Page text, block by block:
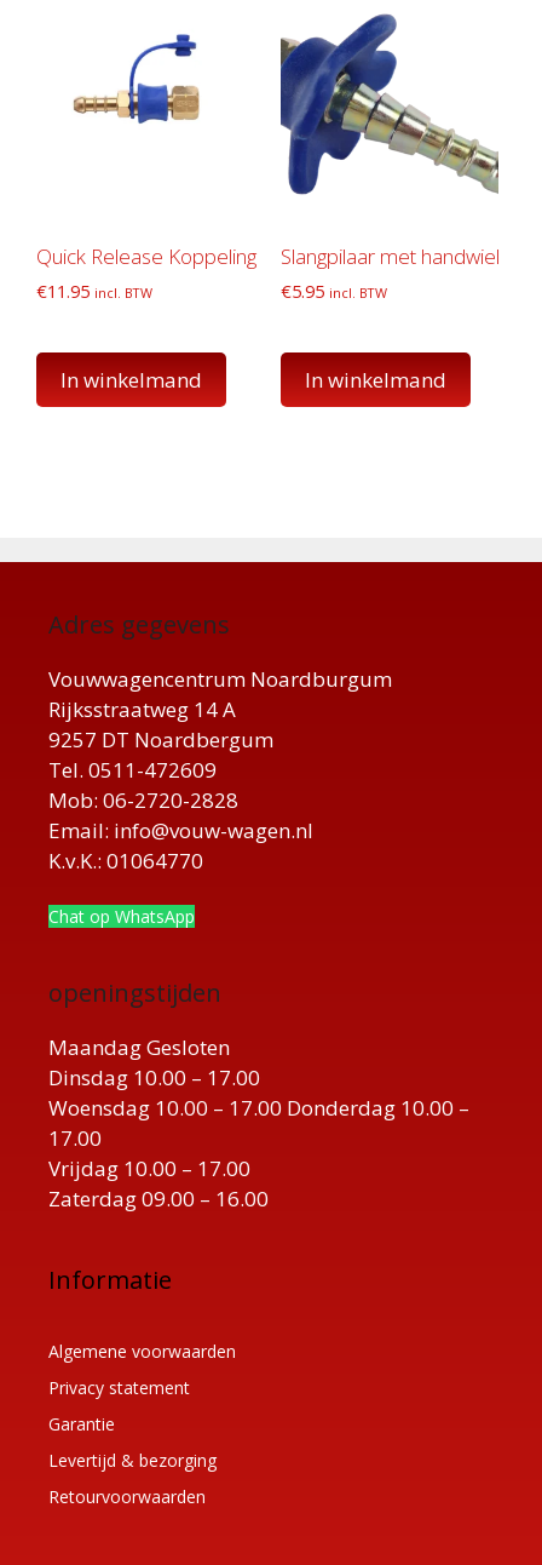
Quick Release Koppeling
€11.95 incl. BTW
In winkelmand
Slangpilaar met handwiel
€5.95 incl. BTW
In winkelmand
Adres gegevens
Vouwwagencentrum Noardburgum
Rijksstraatweg 14 A
9257 DT Noardbergum
Tel. 0511-472609
Mob: 06-2720-2828
Email: info@vouw-wagen.nl
K.v.K.: 01064770
Chat op WhatsApp
openingstijden
Maandag Gesloten
Dinsdag 10.00 – 17.00
Woensdag 10.00 – 17.00 Donderdag 10.00 –
17.00
Vrijdag 10.00 – 17.00
Zaterdag 09.00 – 16.00
Informatie
Algemene voorwaarden
Privacy statement
Garantie
Levertijd & bezorging
Retourvoorwaarden